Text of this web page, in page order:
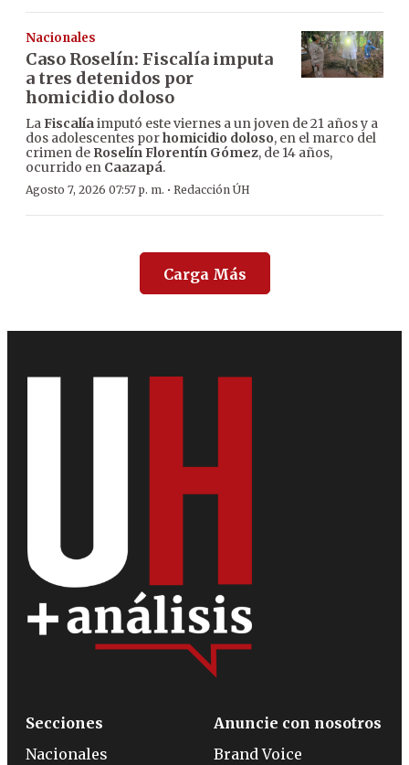
Nacionales
Caso Roselín: Fiscalía imputa
a tres detenidos por
homicidio doloso
LaFiscalíaimputó este viernes a un joven de 21 años y a
dos adolescentes porhomicidio doloso, en el marco del
crimen de Roselín Florentín Gómez, de 14 años,
ocurrido en Caazapá.
Agosto 7, 2026 07:57 p. m. · Redacción ÚH
Carga Más
Secciones
Nacionales
Anuncie con nosotros
Brand Voice